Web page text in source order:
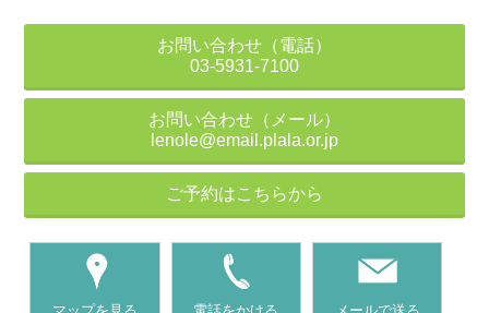
お問い合わせ（電話）
03-5931-7100
お問い合わせ（メール）
lenole@email.plala.or.jp
ご予約はこちらから